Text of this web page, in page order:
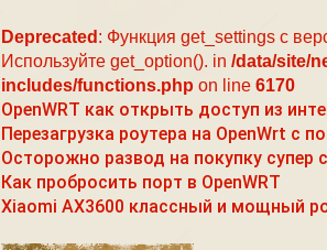
Deprecated : Функция get_settings с
Используйте get_option(). in /data/site/
includes/functions.php on line 6170
OpenWRT как открыть доступ из
Перезагрузка роутера на OpenWrt с
Осторожно развод на покупку супер
Как пробросить порт в OpenWRT
Xiaomi AX3600 классный и мощный